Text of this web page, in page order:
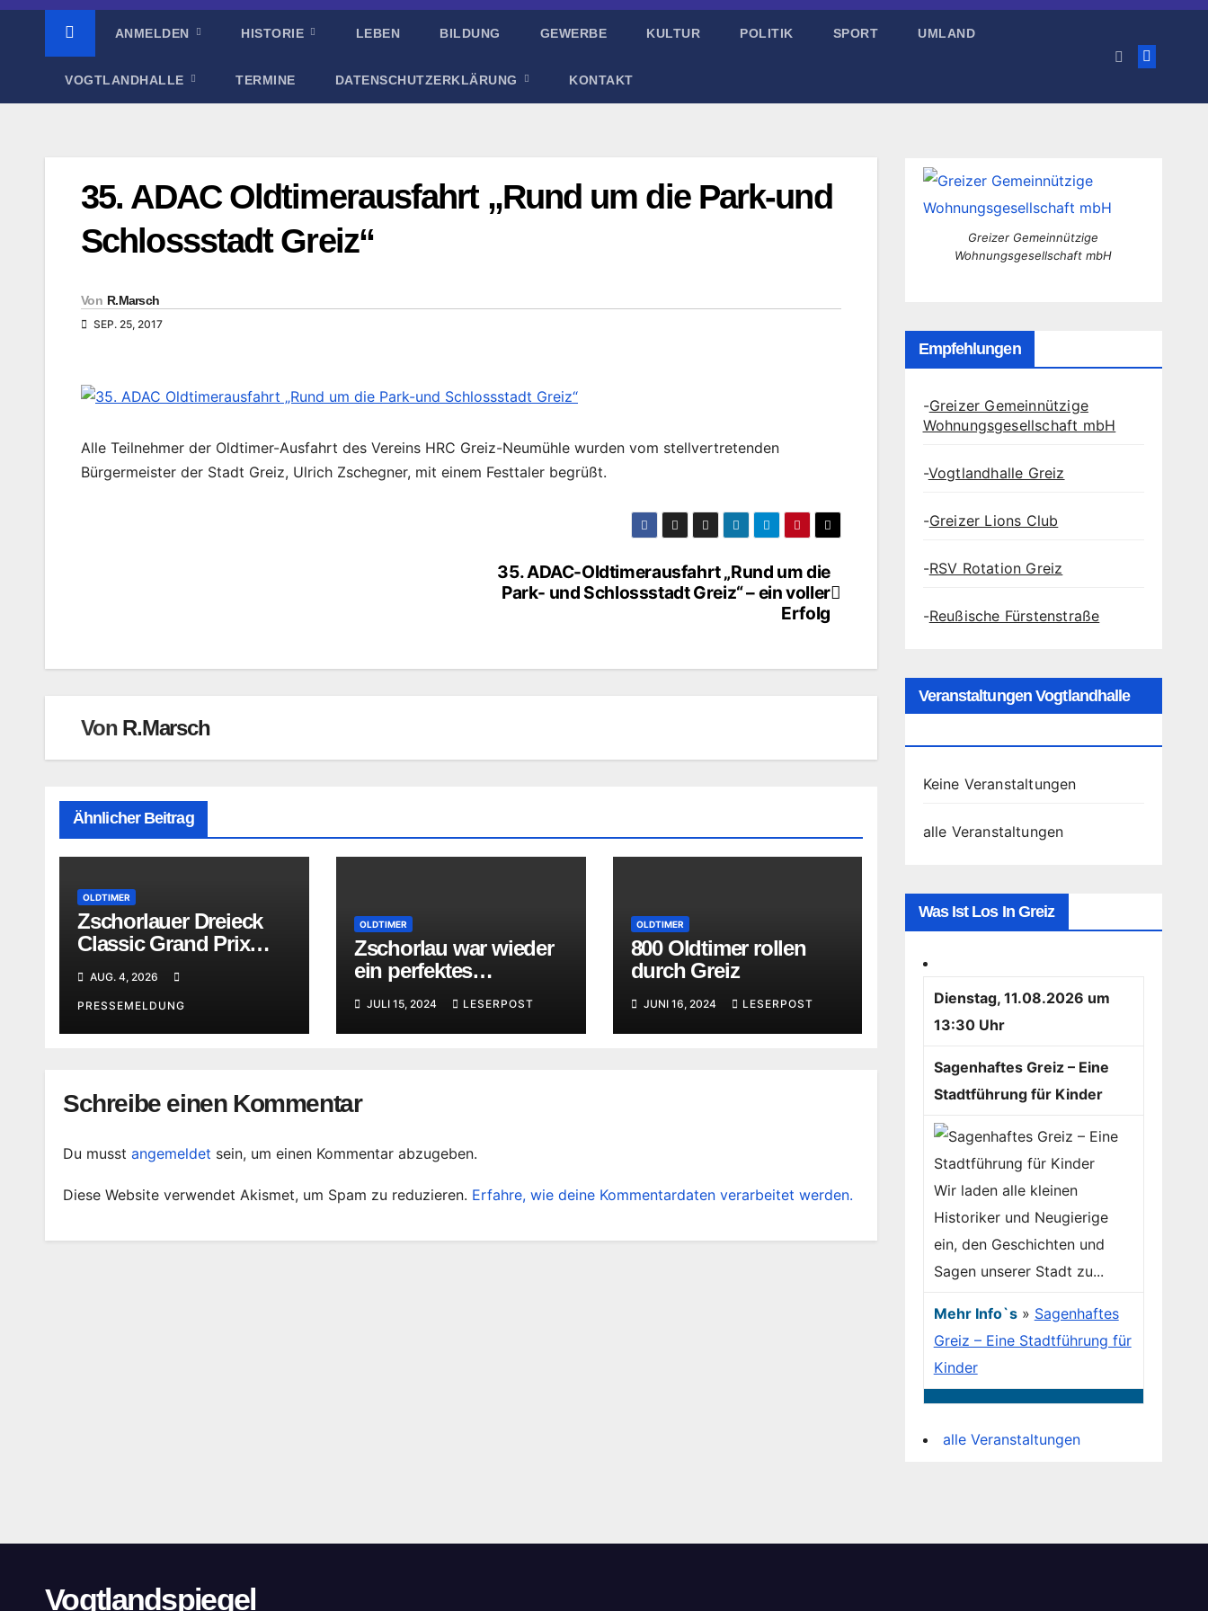
ANMELDEN HISTORIE LEBEN BILDUNG GEWERBE KULTUR POLITIK SPORT UMLAND
VOGTLANDHALLE TERMINE DATENSCHUTZERKLÄRUNG KONTAKT
35. ADAC Oldtimerausfahrt „Rund um die Park-und
Schlossstadt Greiz“
Von R.Marsch
SEP. 25, 2017
Alle Teilnehmer der Oldtimer-Ausfahrt des Vereins HRC Greiz-Neumühle wurden vom stellvertretenden
Bürgermeister der Stadt Greiz, Ulrich Zschegner, mit einem Festtaler begrüßt.
35. ADAC-Oldtimerausfahrt „Rund um die
Park- und Schlossstadt Greiz“ – ein voller
Erfolg
Von R.Marsch
Ähnlicher Beitrag
OLDTIMER
Zschorlauer Dreieck
Classic Grand Prix
aufs nächste Jubiläum
AUG. 4, 2026
PRESSEMELDUNG
OLDTIMER
Zschorlau war wieder
ein perfektes
JULI 15, 2024 LESERPOST
OLDTIMER
800 Oldtimer rollen
durch Greiz
JUNI 16, 2024 LESERPOST
Schreibe einen Kommentar
Du musst angemeldet sein, um einen Kommentar abzugeben.
Diese Website verwendet Akismet, um Spam zu reduzieren. Erfahre, wie deine Kommentardaten verarbeitet werden.
Greizer Gemeinnützige
Wohnungsgesellschaft mbH
Empfehlungen
-Greizer Gemeinnützige
Wohnungsgesellschaft mbH
-Vogtlandhalle Greiz
-Greizer Lions Club
-RSV Rotation Greiz
-Reußische Fürstenstraße
Veranstaltungen Vogtlandhalle
Keine Veranstaltungen
alle Veranstaltungen
Was Ist Los In Greiz
Dienstag, 11.08.2026 um
13:30 Uhr
Sagenhaftes Greiz – Eine
Stadtführung für Kinder
Wir laden alle kleinen
Historiker und Neugierige
ein, den Geschichten und
Sagen unserer Stadt zu...
Mehr Info`s» Sagenhaftes
Greiz – Eine Stadtführung für
Kinder
alle Veranstaltungen
Vogtlandspiegel